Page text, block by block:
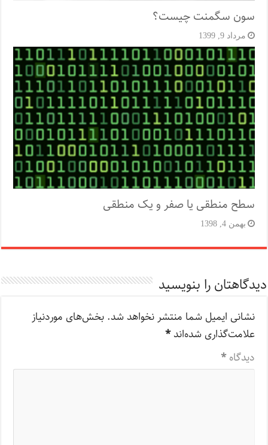
سون سگمنت چیست؟
مرداد 9, 1399
سطح منطقی یا صفر و یک منطقی
بهمن 4, 1398
دیدگاهتان را بنویسید
نشانی ایمیل شما منتشر نخواهد شد. بخش‌های موردنیاز
علامت‌گذاری شده‌اند*
دیدگاه*